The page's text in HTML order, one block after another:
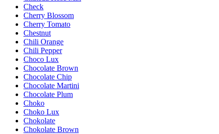
Check
Cherry Blossom
Cherry Tomato
Chestnut
Chili Orange
Chili Pepper
Choco Lux
Chocolate Brown
Chocolate Chip
Chocolate Martini
Chocolate Plum
Choko
Choko Lux
Chokolate
Chokolate Brown